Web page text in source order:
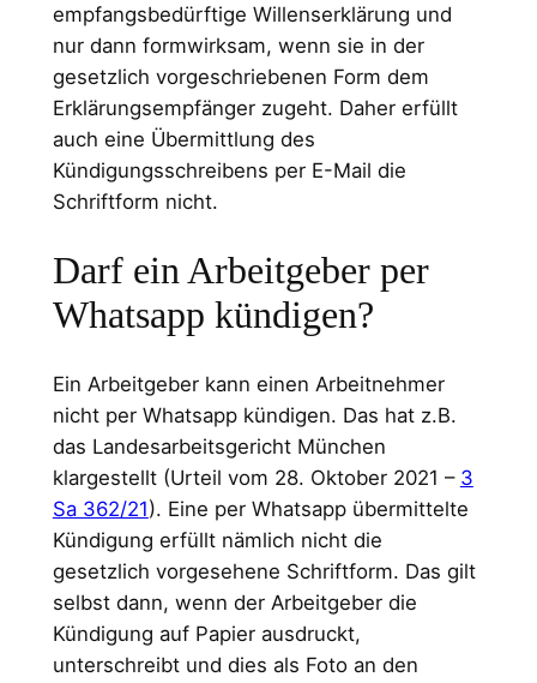
empfangsbedürftige Willenserklärung und
nur dann formwirksam, wenn sie in der
gesetzlich vorgeschriebenen Form dem
Erklärungsempfänger zugeht. Daher erfüllt
auch eine Übermittlung des
Kündigungsschreibens per E-Mail die
Schriftform nicht.
Darf ein Arbeitgeber per
Whatsapp kündigen?
Ein Arbeitgeber kann einen Arbeitnehmer
nicht per Whatsapp kündigen. Das hat z.B.
das Landesarbeitsgericht München
klargestellt (Urteil vom 28. Oktober 2021 – 3
Sa 362/21). Eine per Whatsapp übermittelte
Kündigung erfüllt nämlich nicht die
gesetzlich vorgesehene Schriftform. Das gilt
selbst dann, wenn der Arbeitgeber die
Kündigung auf Papier ausdruckt,
unterschreibt und dies als Foto an den